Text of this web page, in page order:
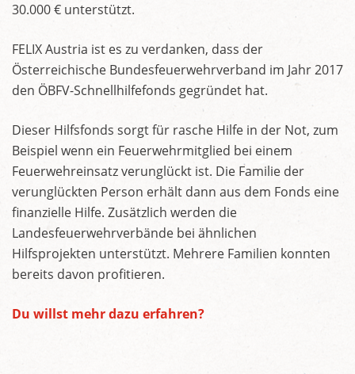
30.000 € unterstützt.
FELIX Austria ist es zu verdanken, dass der
Österreichische Bundesfeuerwehrverband im Jahr 2017
den ÖBFV-Schnellhilfefonds gegründet hat.
Dieser Hilfsfonds sorgt für rasche Hilfe in der Not, zum
Beispiel wenn ein Feuerwehrmitglied bei einem
Feuerwehreinsatz verunglückt ist. Die Familie der
verunglückten Person erhält dann aus dem Fonds eine
finanzielle Hilfe. Zusätzlich werden die
Landesfeuerwehrverbände bei ähnlichen
Hilfsprojekten unterstützt. Mehrere Familien konnten
bereits davon profitieren.
Du willst mehr dazu erfahren?